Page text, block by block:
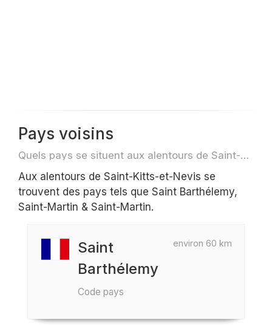
Pays voisins
Quels pays se situent aux alentours de Saint-Kitts-et-Nevis par exemple pour des voyage ou des vols
Aux alentours de Saint-Kitts-et-Nevis se
trouvent des pays tels que Saint Barthélemy,
Saint-Martin & Saint-Martin.
environ 60 km
Saint
Barthélemy
Code pays